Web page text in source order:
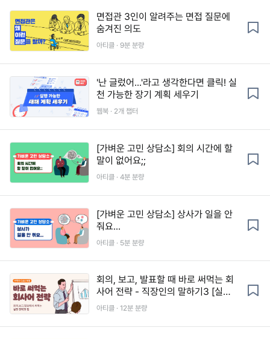
면접관 3인이 알려주는 면접 질문에
숨겨진 의도
아티클 · 9분 분량
'난 글렀어...'라고 생각한다면 클릭! 실
천 가능한 장기 계획 세우기
웹북 · 2개 챕터
[가벼운 고민 상담소] 회의 시간에 할
말이 없어요;;
아티클 · 4분 분량
[가벼운 고민 상담소] 상사가 일을 안
줘요...
아티클 · 5분 분량
회의, 보고, 발표할 때 바로 써먹는 회
사어 전략 - 직장인의 말하기3 [실전
편]
아티클 · 12분 분량